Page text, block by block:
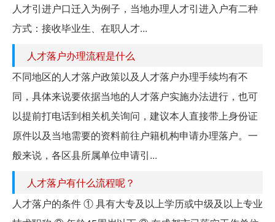
人才引进户口迁入为例子，当地办理人才引进入户有二种
方式：接收毕业生、在职人才...
人才落户办理流程是什么
不同地区的人才落户政策以及人才落户办理手续均有不
同，具体来说要依据当地的人才落户实施办法进行，也可
以提前打电话到相关机关询问，建议本人直接带上身份证
原件以及当地需要的资料前往户籍机构申请办理落户。一
般来说，各区县所属单位申请引...
人才落户有什么流程呢？
人才落户的条件 ① 具有大专及以上学历或中级及以上专业